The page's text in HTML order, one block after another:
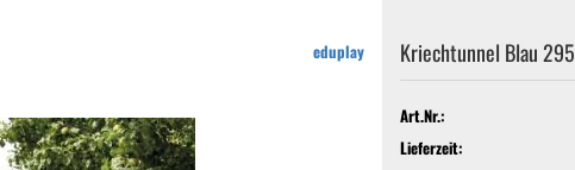
eduplay Kriechtunnel Blau 295
Art.Nr.:
Lieferzeit: